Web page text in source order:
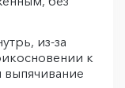
из-за
к
выпячивание